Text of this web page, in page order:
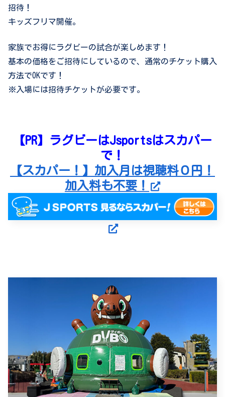
招待！
キッズフリマ開催。
家族でお得にラグビーの試合が楽しめます！
基本の価格をご招待にしているので、通常のチケット購入
方法でOKです！
※入場には招待チケットが必要です。
【PR】ラグビーはJsportsはスカパー
で！
【スカパー！】加入月は視聴料０円！
加入料も不要！